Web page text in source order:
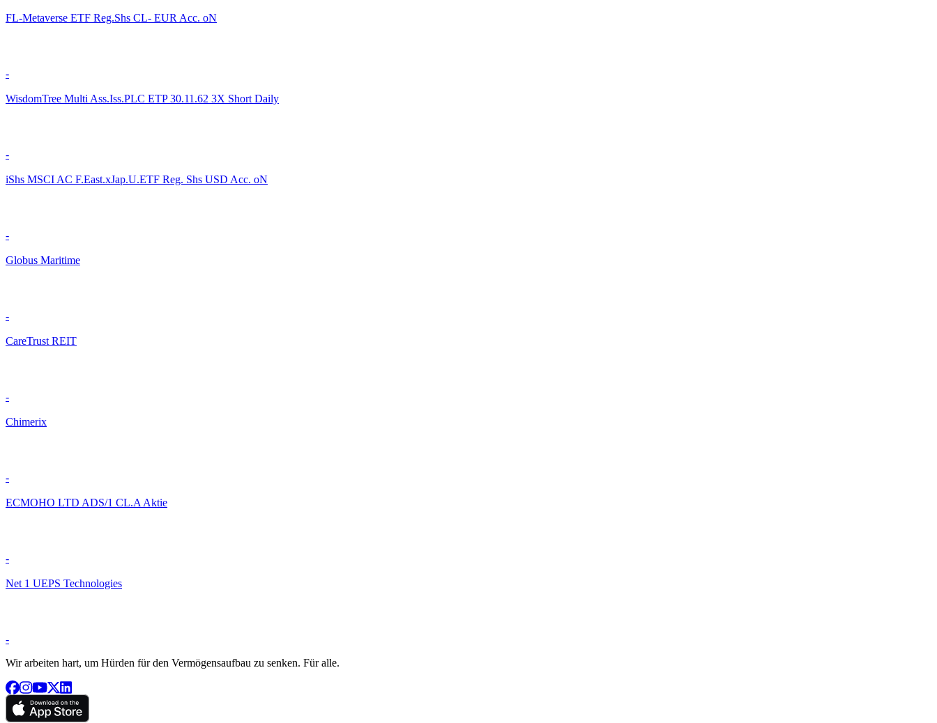
FL-Metaverse ETF Reg.Shs CL- EUR Acc. oN
-
WisdomTree Multi Ass.Iss.PLC ETP 30.11.62 3X Short Daily
-
iShs MSCI AC F.East.xJap.U.ETF Reg. Shs USD Acc. oN
-
Globus Maritime
-
CareTrust REIT
-
Chimerix
-
ECMOHO LTD ADS/1 CL.A Aktie
-
Net 1 UEPS Technologies
-
Wir arbeiten hart, um Hürden für den Vermögensaufbau zu senken. Für alle.